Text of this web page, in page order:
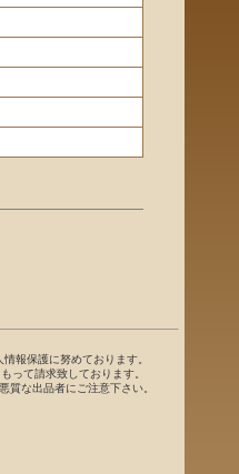
報保護に努めております。
って請求致しております。
質な出品者にご注意下さい。